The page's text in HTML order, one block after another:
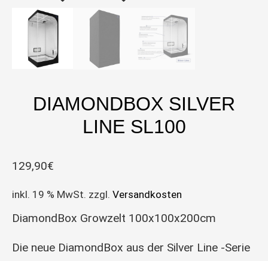
DIAMONDBOX SILVER
LINE SL100
129,90€
inkl. 19 % MwSt. zzgl. Versandkosten
DiamondBox Growzelt 100x100x200cm
Die neue DiamondBox aus der Silver Line -Serie